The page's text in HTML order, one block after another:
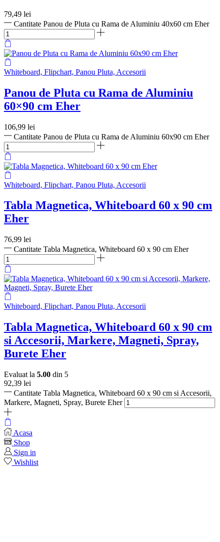
79,49 lei
Cantitate Panou de Pluta cu Rama de Aluminiu 40x60 cm Eher
Whiteboard, Flipchart, Panou Pluta, Accesorii
Panou de Pluta cu Rama de Aluminiu
60×90 cm Eher
106,99 lei
Cantitate Panou de Pluta cu Rama de Aluminiu 60x90 cm Eher
Whiteboard, Flipchart, Panou Pluta, Accesorii
Tabla Magnetica, Whiteboard 60 x 90 cm
Eher
76,99 lei
Cantitate Tabla Magnetica, Whiteboard 60 x 90 cm Eher
Whiteboard, Flipchart, Panou Pluta, Accesorii
Tabla Magnetica, Whiteboard 60 x 90 cm
si Accesorii, Markere, Magneti, Spray,
Burete Eher
Evaluat la 5.00 din 5
92,39 lei
Cantitate Tabla Magnetica, Whiteboard 60 x 90 cm si Accesorii,
Markere, Magneti, Spray, Burete Eher
Acasa
Shop
Sign in
Wishlist